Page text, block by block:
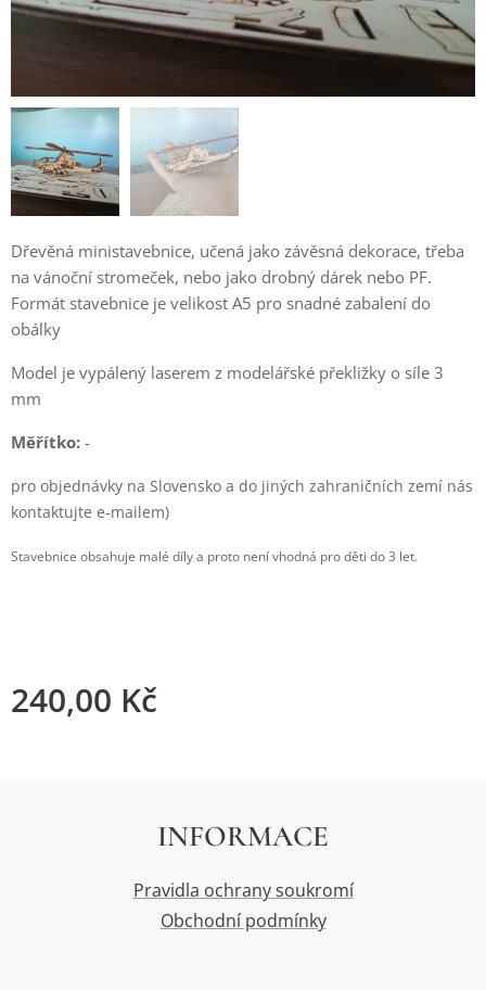
Dřevěná ministavebnice, učená jako závěsná dekorace, třeba
na vánoční stromeček, nebo jako drobný dárek nebo PF.
Formát stavebnice je velikost A5 pro snadné zabalení do
obálky
Model je vypálený laserem z modelářské překližky o síle 3
mm
Měřítko: -
pro objednávky na Slovensko a do jiných zahraničních zemí nás
kontaktujte e-mailem)
Stavebnice obsahuje malé díly a proto není vhodná pro děti do 3 let.
240,00 Kč
INFORMACE
Pravidla ochrany soukromí
Obchodní podmínky